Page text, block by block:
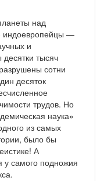
над
индоевропейцы —
и
тысяч
сотни
десяток
трудов. Но
наука»
из самых
было бы
А
у самого подножия